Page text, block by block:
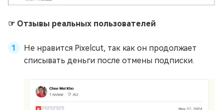
☞ Отзывы реальных пользователей
Не нравится Pixelcut, так как он продолжает
списывать деньги после отмены подписки.